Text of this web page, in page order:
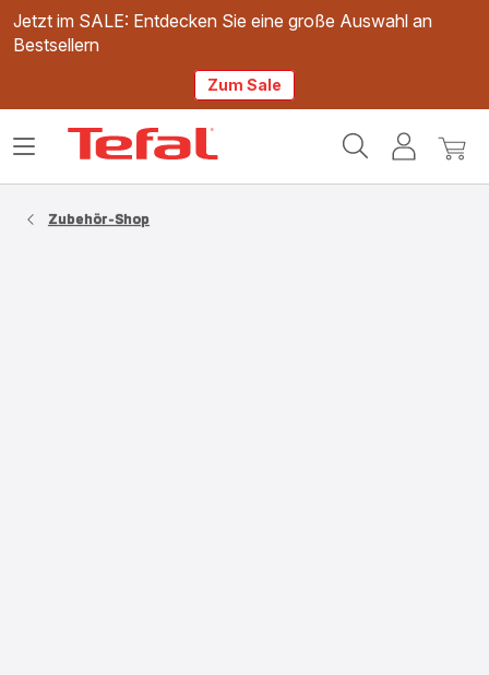
Jetzt im SALE: Entdecken Sie eine große Auswahl an
Bestsellern
Zum Sale
Mein
Mein
Das
Zubehör-Shop